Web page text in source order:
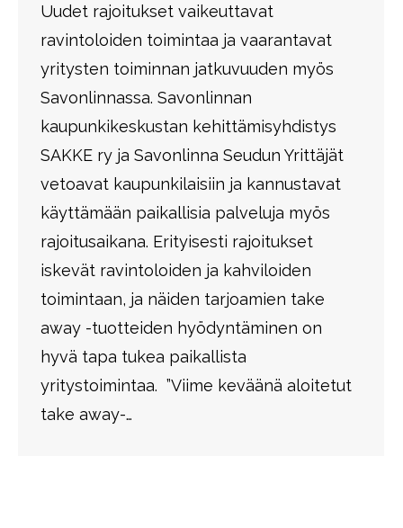
Uudet rajoitukset vaikeuttavat
ravintoloiden toimintaa ja vaarantavat
yritysten toiminnan jatkuvuuden myös
Savonlinnassa. Savonlinnan
kaupunkikeskustan kehittämisyhdistys
SAKKE ry ja Savonlinna Seudun Yrittäjät
vetoavat kaupunkilaisiin ja kannustavat
käyttämään paikallisia palveluja myös
rajoitusaikana. Erityisesti rajoitukset
iskevät ravintoloiden ja kahviloiden
toimintaan, ja näiden tarjoamien take
away -tuotteiden hyödyntäminen on
hyvä tapa tukea paikallista
yritystoimintaa. ”Viime keväänä aloitetut
take away-…